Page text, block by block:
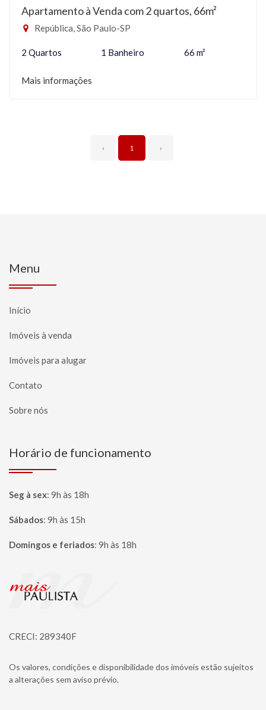
Apartamento à Venda com 2 quartos, 66m²
República, São Paulo-SP
2 Quartos 1 Banheiro 66 m²
Mais informações
‹ 1 ›
Menu
Início
Imóveis à venda
Imóveis para alugar
Contato
Sobre nós
Horário de funcionamento
Seg à sex: 9h às 18h
Sábados: 9h às 15h
Domingos e feriados: 9h às 18h
Página inicial
CRECI: 289340F
Os valores, condições e disponibilidade dos imóveis estão sujeitos
a alterações sem aviso prévio.